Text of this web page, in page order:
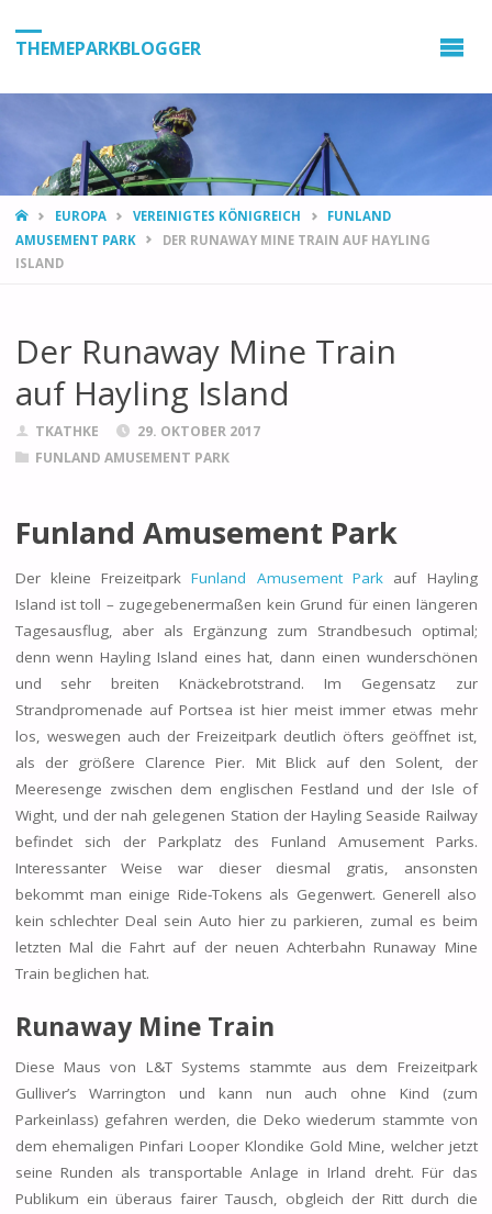
THEMEPARKBLOGGER
HOMEEUROPA VEREINIGTES KÖNIGREICH
FUNLAND
AMUSEMENT PARK
DER RUNAWAY MINE TRAIN AUF HAYLING
ISLAND
Der Runaway Mine Train
auf Hayling Island
TKATHKE
29. OKTOBER 2017
FUNLAND AMUSEMENT PARK
Funland Amusement Park
Der kleine FreizeitparkFunland Amusement Parkauf Hayling
Island ist toll – zugegebenermaßen kein Grund für einen längeren
Tagesausflug, aber als Ergänzung zum Strandbesuch optimal;
denn wenn Hayling Island eines hat, dann einen wunderschönen
und sehr breiten Knäckebrotstrand. Im Gegensatz zur
Strandpromenade auf Portsea ist hier meist immer etwas mehr
los, weswegen auch der Freizeitpark deutlich öfters geöffnet ist,
als der größere Clarence Pier. Mit Blick auf den Solent, der
Meeresenge zwischen dem englischen Festland und der Isle of
Wight, und der nah gelegenen Station der Hayling Seaside Railway
befindet sich der Parkplatz des Funland Amusement Parks.
Interessanter Weise war dieser diesmal gratis, ansonsten
bekommt man einige Ride-Tokens als Gegenwert. Generell also
kein schlechter Deal sein Auto hier zu parkieren, zumal es beim
letzten Mal die Fahrt auf der neuen Achterbahn Runaway Mine
Train beglichen hat.
Runaway Mine Train
Diese Maus von L&T Systems stammte aus dem Freizeitpark
Gulliver’s Warrington und kann nun auch ohne Kind (zum
Parkeinlass) gefahren werden, die Deko wiederum stammte von
dem ehemaligen Pinfari Looper Klondike Gold Mine, welcher jetzt
seine Runden als transportable Anlage in Irland dreht. Für das
Publikum ein überaus fairer Tausch, obgleich der Ritt durch die